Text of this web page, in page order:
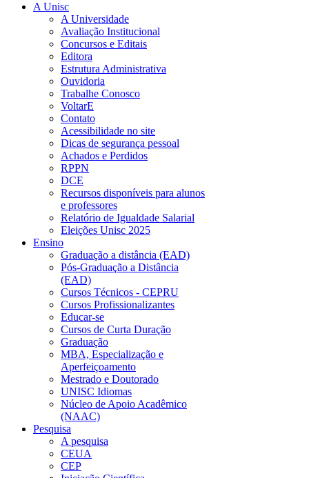
A Unisc
A Universidade
Avaliação Institucional
Concursos e Editais
Editora
Estrutura Administrativa
Ouvidoria
Trabalhe Conosco
VoltarE
Contato
Acessibilidade no site
Dicas de segurança pessoal
Achados e Perdidos
RPPN
DCE
Recursos disponíveis para alunos
e professores
Relatório de Igualdade Salarial
Eleições Unisc 2025
Ensino
Graduação a distância (EAD)
Pós-Graduação a Distância
(EAD)
Cursos Técnicos - CEPRU
Cursos Profissionalizantes
Educar-se
Cursos de Curta Duração
Graduação
MBA, Especialização e
Aperfeiçoamento
Mestrado e Doutorado
UNISC Idiomas
Núcleo de Apoio Acadêmico
(NAAC)
Pesquisa
A pesquisa
CEUA
CEP